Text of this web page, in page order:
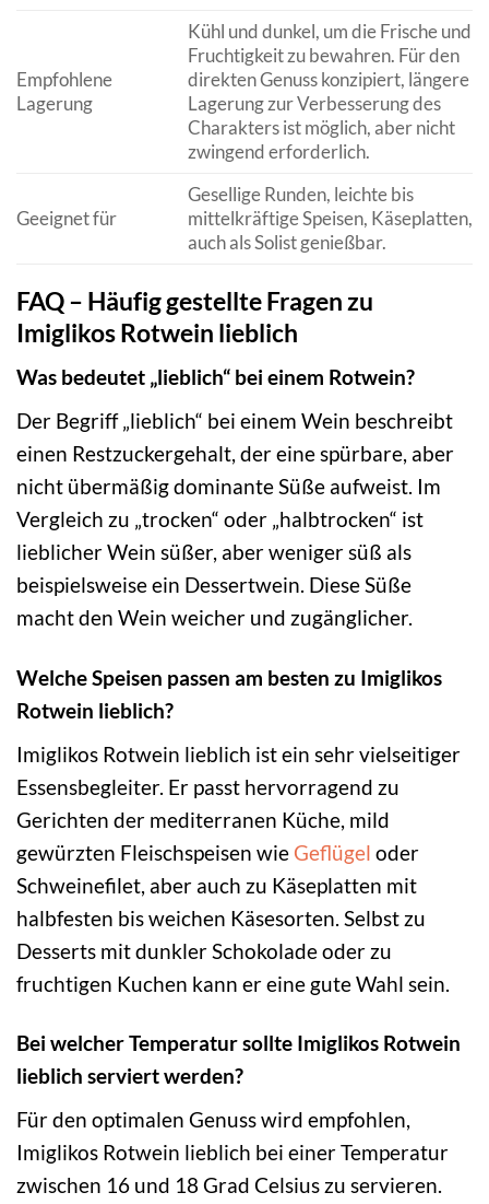
Empfohlene
Lagerung
Kühl und dunkel, um die Frische und
Fruchtigkeit zu bewahren. Für den
direkten Genuss konzipiert, längere
Lagerung zur Verbesserung des
Charakters ist möglich, aber nicht
zwingend erforderlich.
Geeignet für
Gesellige Runden, leichte bis
mittelkräftige Speisen, Käseplatten,
auch als Solist genießbar.
FAQ – Häufig gestellte Fragen zu
Imiglikos Rotwein lieblich
Was bedeutet „lieblich“ bei einem Rotwein?
Der Begriff „lieblich“ bei einem Wein beschreibt
einen Restzuckergehalt, der eine spürbare, aber
nicht übermäßig dominante Süße aufweist. Im
Vergleich zu „trocken“ oder „halbtrocken“ ist
lieblicher Wein süßer, aber weniger süß als
beispielsweise ein Dessertwein. Diese Süße
macht den Wein weicher und zugänglicher.
Welche Speisen passen am besten zu Imiglikos
Rotwein lieblich?
Imiglikos Rotwein lieblich ist ein sehr vielseitiger
Essensbegleiter. Er passt hervorragend zu
Gerichten der mediterranen Küche, mild
gewürzten Fleischspeisen wie Geflügel oder
Schweinefilet, aber auch zu Käseplatten mit
halbfesten bis weichen Käsesorten. Selbst zu
Desserts mit dunkler Schokolade oder zu
fruchtigen Kuchen kann er eine gute Wahl sein.
Bei welcher Temperatur sollte Imiglikos Rotwein
lieblich serviert werden?
Für den optimalen Genuss wird empfohlen,
Imiglikos Rotwein lieblich bei einer Temperatur
zwischen 16 und 18 Grad Celsius zu servieren.